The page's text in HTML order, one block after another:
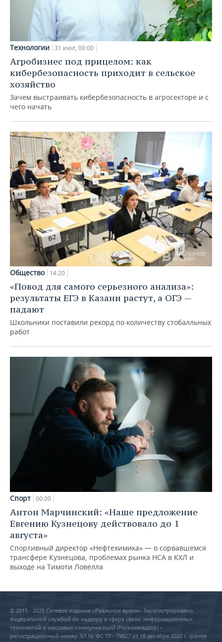
Технологии 31 июл, 00:00
Агробизнес под прицелом: как
кибербезопасность приходит в сельское
хозяйство
Зачем выстраивать кибербезопасность в агросекторе и с
чего начать
Общество 14:20
«Повод для самого серьезного анализа»:
результаты ЕГЭ в Казани растут, а ОГЭ —
падают
Школьники поставили рекорд по количеству стобалльных
работ
Спорт 00:00
Антон Марчинский: «Наше предложение
Евгению Кузнецову действовало до 1
августа»
Спортивный директор «Нефтехимика» — о сорвавшемся
трансфере Кузнецова, проблемах рынка НСА в КХЛ и
выходе на Тимоти Ловелла
© 2015 - 2026 Сетевое издание «Реальное время» Зарегистрировано
Федеральной службой по надзору в сфере связи, информационных
технологий и массовых коммуникаций (Роскомнадзор) –
регистрационный номер ЭЛ № ФС 77 - 79627 от 18 декабря 2020 г. (ранее